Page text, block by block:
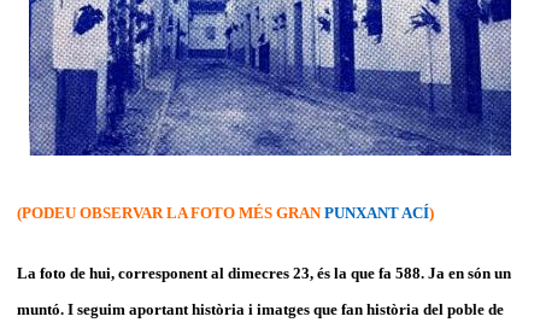
(PODEU OBSERVAR LA FOTO MÉS GRANPUNXANT ACÍ)
La foto de hui, corresponent al dimecres 23, és la que fa 588. Ja en són un
muntó. I seguim aportant història i imatges que fan història del poble de